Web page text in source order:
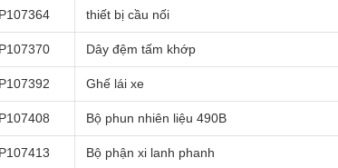
thiết bị cầu nối
Dây đệm tấm khớp
Ghế lái xe
Bộ phun nhiên liệu 490B
Bộ phận xi lanh phanh